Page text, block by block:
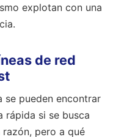
explotan con una
de red
se pueden encontrar
rápida si se busca
pero a qué